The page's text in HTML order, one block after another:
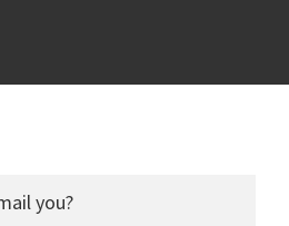
you?